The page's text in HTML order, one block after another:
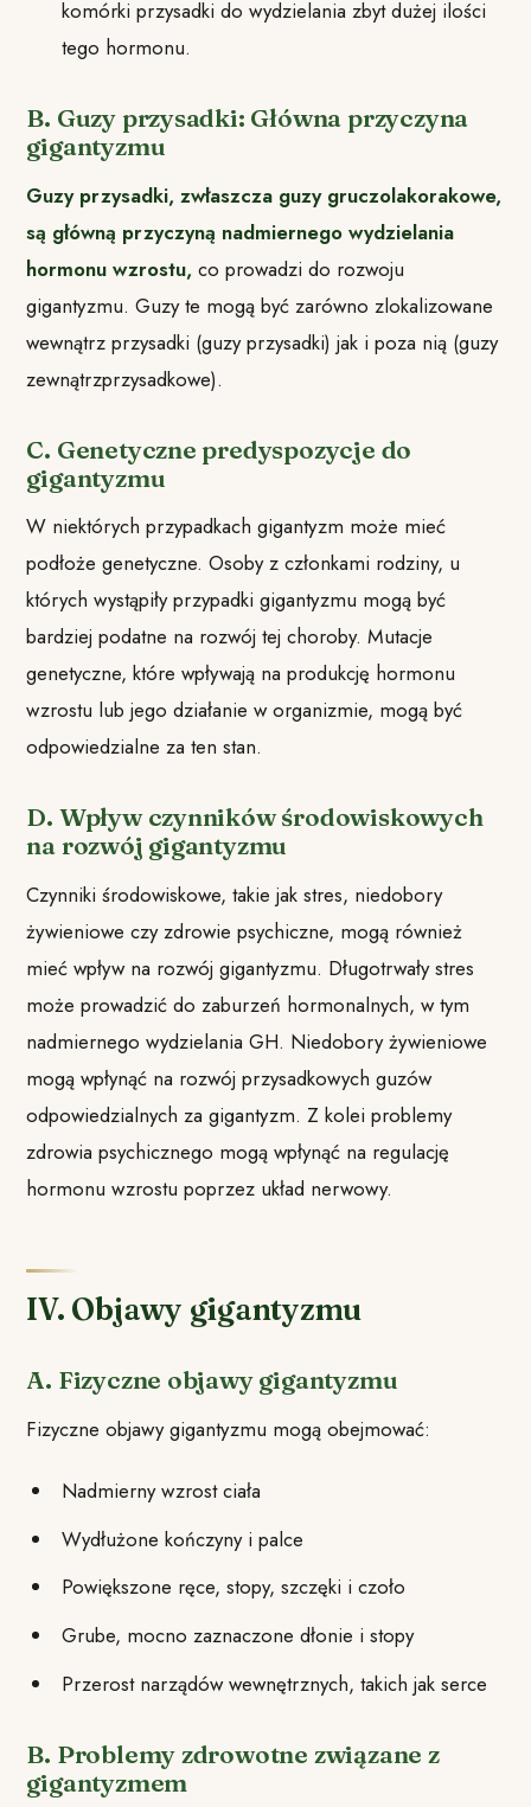
komórki przysadki do wydzielania zbyt dużej ilości
tego hormonu.
B. Guzy przysadki: Główna przyczyna
gigantyzmu
Guzy przysadki, zwłaszcza guzy gruczolakorakowe,
są główną przyczyną nadmiernego wydzielania
hormonu wzrostu,co prowadzi do rozwoju
gigantyzmu. Guzy te mogą być zarówno zlokalizowane
wewnątrz przysadki (guzy przysadki) jak i poza nią (guzy
zewnątrzprzysadkowe).
C. Genetyczne predyspozycje do
gigantyzmu
W niektórych przypadkach gigantyzm może mieć
podłoże genetyczne. Osoby z członkami rodziny, u
których wystąpiły przypadki gigantyzmu mogą być
bardziej podatne na rozwój tej choroby. Mutacje
genetyczne, które wpływają na produkcję hormonu
wzrostu lub jego działanie w organizmie, mogą być
odpowiedzialne za ten stan.
D. Wpływ czynników środowiskowych
na rozwój gigantyzmu
Czynniki środowiskowe, takie jak stres, niedobory
żywieniowe czy zdrowie psychiczne, mogą również
mieć wpływ na rozwój gigantyzmu. Długotrwały stres
może prowadzić do zaburzeń hormonalnych, w tym
nadmiernego wydzielania GH. Niedobory żywieniowe
mogą wpłynąć na rozwój przysadkowych guzów
odpowiedzialnych za gigantyzm. Z kolei problemy
zdrowia psychicznego mogą wpłynąć na regulację
hormonu wzrostu poprzez układ nerwowy.
IV. Objawy gigantyzmu
A. Fizyczne objawy gigantyzmu
Fizyczne objawy gigantyzmu mogą obejmować:
Nadmierny wzrost ciała
Wydłużone kończyny i palce
Powiększone ręce, stopy, szczęki i czoło
Grube, mocno zaznaczone dłonie i stopy
Przerost narządów wewnętrznych, takich jak serce
B. Problemy zdrowotne związane z
gigantyzmem